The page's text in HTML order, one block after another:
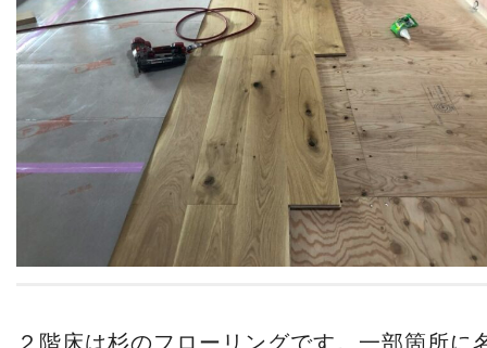
２階床は杉のフローリングです。一部箇所に